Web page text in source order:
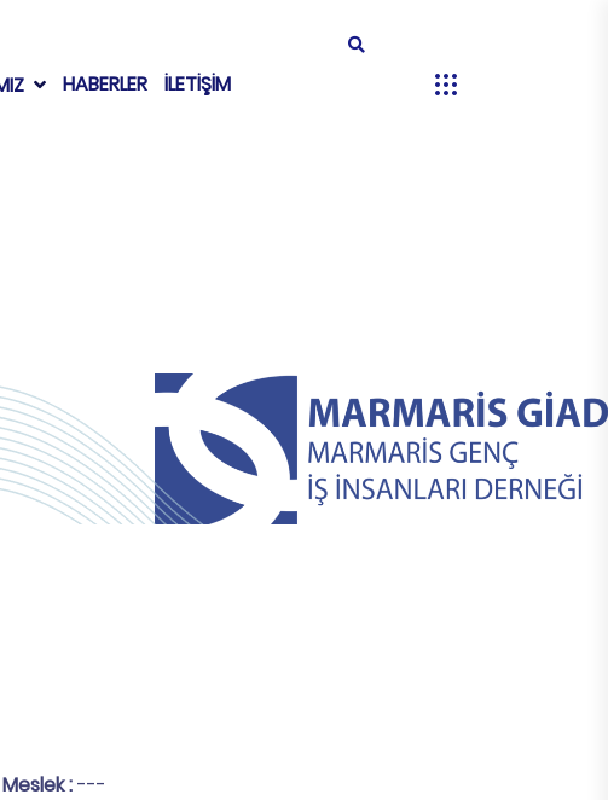
HABERLER İLETİŞİM
Meslek :---